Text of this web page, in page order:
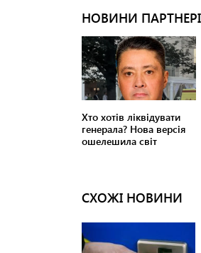
СХОЖІ НОВИНИ